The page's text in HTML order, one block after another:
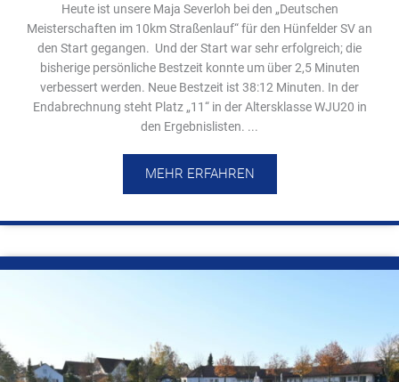
Heute ist unsere Maja Severloh bei den „Deutschen
Meisterschaften im 10km Straßenlauf“ für den Hünfelder SV an
den Start gegangen. Und der Start war sehr erfolgreich; die
bisherige persönliche Bestzeit konnte um über 2,5 Minuten
verbessert werden. Neue Bestzeit ist 38:12 Minuten. In der
Endabrechnung steht Platz „11“ in der Altersklasse WJU20 in
den Ergebnislisten. ...
MEHR ERFAHREN